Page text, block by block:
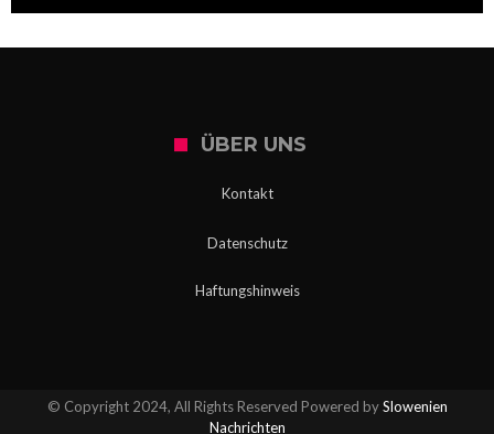
ÜBER UNS
Kontakt
Datenschutz
Haftungshinweis
© Copyright 2024, All Rights Reserved Powered bySlowenien
Nachrichten